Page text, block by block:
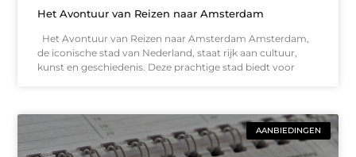
Het Avontuur van Reizen naar Amsterdam
Het Avontuur van Reizen naar Amsterdam Amsterdam,
de iconische stad van Nederland, staat rijk aan cultuur,
kunst en geschiedenis. Deze prachtige stad biedt voor
AANBIEDINGEN